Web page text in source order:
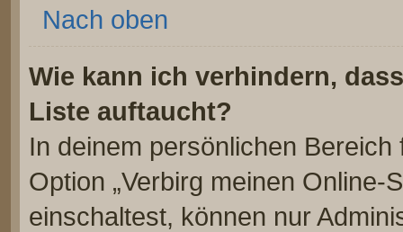
Nach oben
Wie kann ich verhindern,
Liste auftaucht?
In deinem persönlichen
Option „Verbirg meinen Online-
einschaltest, können nur